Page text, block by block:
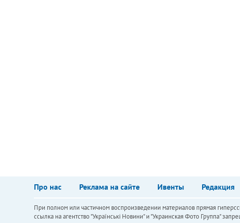
Про нас Реклама на сайте Ивенты Редакция
При полном или частичном воспроизведении материалов прямая
ссылка на агентство "Українськi Новини" и "Украинская Фото Группа"